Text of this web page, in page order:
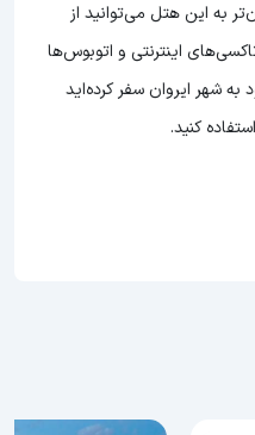
به این هتل می‌توانید از
اینترنتی و اتوبوس‌ها
شهر ایروان سفر کرده‌اید
کنید.